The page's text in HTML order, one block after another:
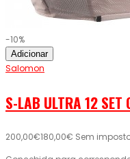
-10%
Adicionar
Salomon
S-LAB ULTRA 12 SET
200,00€180,00€ Sem